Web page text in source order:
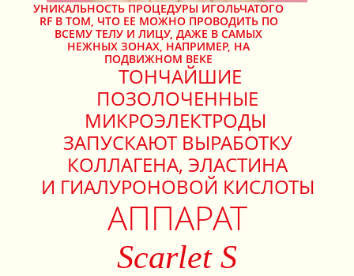
УНИКАЛЬНОСТЬ ПРОЦЕДУРЫ ИГОЛЬЧАТОГО
RF В ТОМ, ЧТО ЕЕ МОЖНО ПРОВОДИТЬ ПО
ВСЕМУ ТЕЛУ И ЛИЦУ, ДАЖЕ В САМЫХ
НЕЖНЫХ ЗОНАХ, НАПРИМЕР, НА
ПОДВИЖНОМ ВЕКЕ
ТОНЧАЙШИЕ
ПОЗОЛОЧЕННЫЕ
МИКРОЭЛЕКТРОДЫ
ЗАПУСКАЮТ ВЫРАБОТКУ
КОЛЛАГЕНА, ЭЛАСТИНА
И ГИАЛУРОНОВОЙ КИСЛОТЫ
АППАРАТ
Scarlet S